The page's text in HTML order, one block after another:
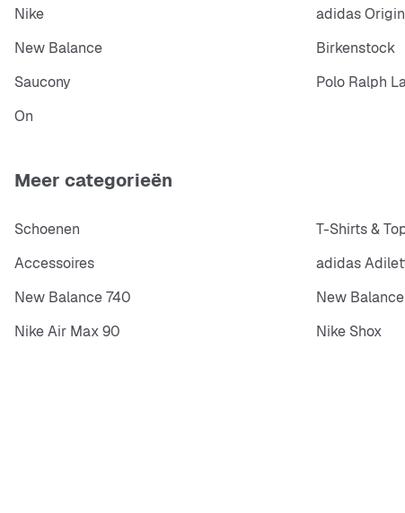
Nike adidas
New Balance
Birkenstock
Saucony
Polo Ralph
On
Meer categorieën
Schoenen T-Shirts &
Accessoires
adidas
New Balance 740
New
Nike Air Max 90
Nike Shox